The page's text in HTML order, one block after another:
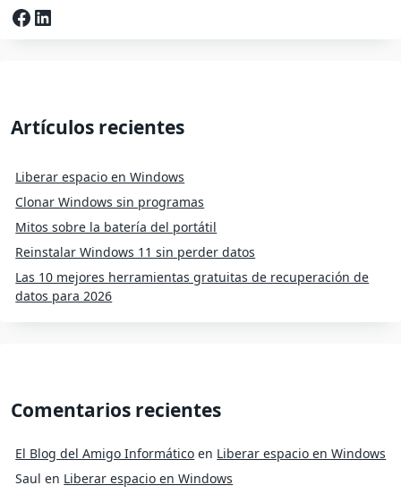
Facebook
LinkedIn
Artículos recientes
Liberar espacio en Windows
Clonar Windows sin programas
Mitos sobre la batería del portátil
Reinstalar Windows 11 sin perder datos
Las 10 mejores herramientas gratuitas de recuperación de
datos para 2026
Comentarios recientes
El Blog del Amigo Informático en Liberar espacio en Windows
Saul en Liberar espacio en Windows